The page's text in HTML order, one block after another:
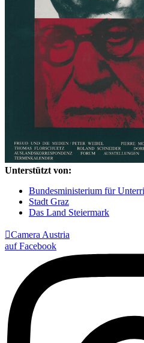
Unterstützt von:
Bundesministerium für
Stadt Graz
Das Land Steiermark
Camera Austria
auf Facebook